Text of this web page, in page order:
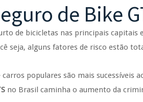
de Bike
de bicicletas nas principais
seja, alguns fatores de risco estão
populares são mais
no Brasil caminha o aumento da